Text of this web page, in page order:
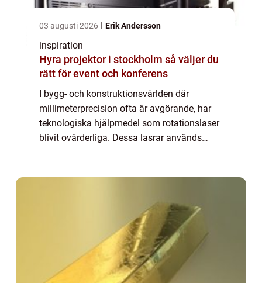
03 augusti 2026 Erik Andersson
inspiration
Hyra projektor i stockholm så väljer du
rätt för event och konferens
I bygg- och konstruktionsvärlden där
millimeterprecision ofta är avgörande, har
teknologiska hjälpmedel som rotationslaser
blivit ovärderliga. Dessa lasrar används